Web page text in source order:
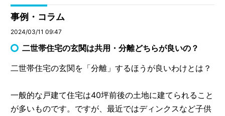
事例・コラム
2024/03/11 09:47
二世帯住宅の玄関は共用・分離どちらが良いの？
二世帯住宅の玄関を「分離」するほうが良いわけとは？
一般的な戸建て住宅は40坪前後の土地に建てられること
が多いものです。ですが、最近ではディンクスなど子供